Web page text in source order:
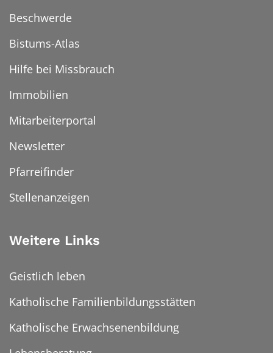
Beschwerde
Bistums-Atlas
Hilfe bei Missbrauch
Immobilien
Mitarbeiterportal
Newsletter
Pfarreifinder
Stellenanzeigen
Weitere Links
Geistlich leben
Katholische Familienbildungsstätten
Katholische Erwachsenenbildung